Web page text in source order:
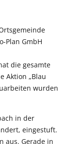
Plan GmbH
die gesamte
Aktion „Blau
wurden
in der
eingestuft.
aus. Gerade in